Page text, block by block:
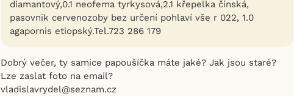
diamantový,0.1 neofema tyrkysová,2.1 křepelka čínská,
pasovnik cervenozoby bez určení pohlaví vše r 022, 1.0
agapornis etiopský.Tel.723 286 179
Dobrý večer, ty samice papoušíčka máte jaké? Jak jsou staré?
Lze zaslat foto na email?
vladislavrydel@seznam.cz